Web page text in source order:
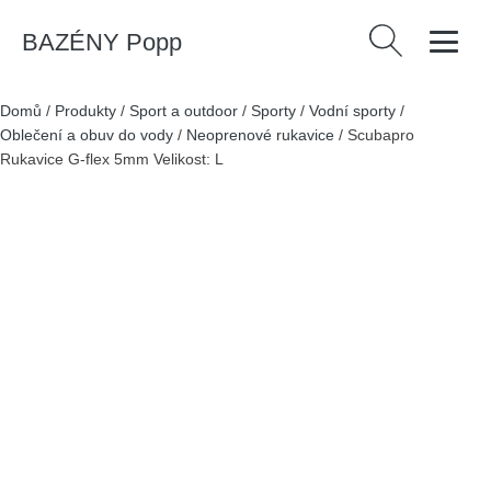
BAZÉNY Popp Vyhledávání
Domů / Produkty / Sport a outdoor / Sporty / Vodní sporty /
Oblečení a obuv do vody / Neoprenové rukavice / Scubapro
Rukavice G-flex 5mm Velikost: L